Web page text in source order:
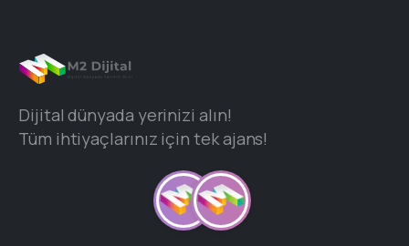
Dijital dünyada yerinizi alın!
Tüm ihtiyaçlarınız için tek ajans!